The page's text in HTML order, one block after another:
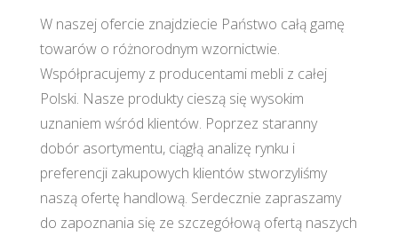
W naszej ofercie znajdziecie Państwo całą gamę
towarów o różnorodnym wzornictwie.
Współpracujemy z producentami mebli z całej
Polski. Nasze produkty cieszą się wysokim
uznaniem wśród klientów. Poprzez staranny
dobór asortymentu, ciągłą analizę rynku i
preferencji zakupowych klientów stworzyliśmy
naszą ofertę handlową. Serdecznie zapraszamy
do zapoznania się ze szczegółową ofertą naszych